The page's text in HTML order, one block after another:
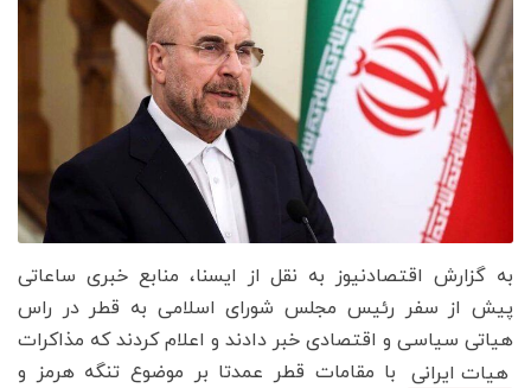
به گزارش اقتصادنیوز به نقل از ایسنا،‌ منابع خبری ساعاتی
پیش از سفر رئیس مجلس شورای اسلامی به قطر در راس
هیاتی سیاسی و اقتصادی خبر دادند و اعلام کردند که مذاکرات
هیات ایرانی
با مقامات قطر عمدتا بر موضوع تنگه هرمز و